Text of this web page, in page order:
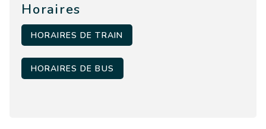
Horaires
HORAIRES DE TRAIN
HORAIRES DE BUS